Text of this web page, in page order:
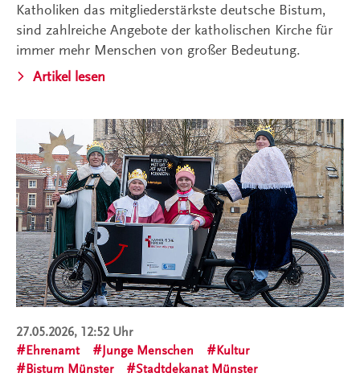
Katholiken das mitgliederstärkste deutsche Bistum,
sind zahlreiche Angebote der katholischen Kirche für
immer mehr Menschen von großer Bedeutung.
Artikel lesen
27.05.2026, 12:52 Uhr
Ehrenamt
Junge Menschen
Kultur
Bistum Münster
Stadtdekanat Münster